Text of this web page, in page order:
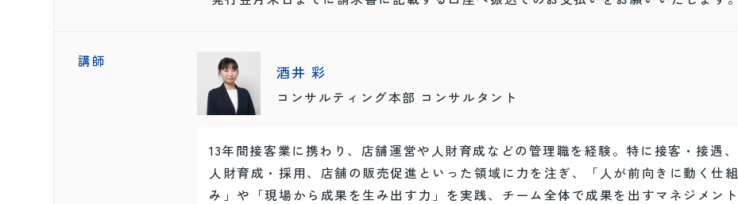
講師
酒井 彩
コンサルティング本部 コンサルタント
13年間接客業に携わり、店舗運営や人財育成などの管理職を経験。特に接客・接遇、
人財育成・採用、店舗の販売促進といった領域に力を注ぎ、「人が前向きに動く仕組
み」や「現場から成果を生み出す力」を実践、チーム全体で成果を出すマネジメント